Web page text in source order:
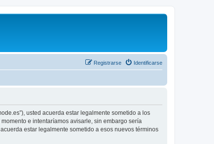
Identificarse
Registrarse
usted acuerda estar legalmente sometido a los
e intentaríamos avisarle, sin embargo sería
estar legalmente sometido a esos nuevos términos